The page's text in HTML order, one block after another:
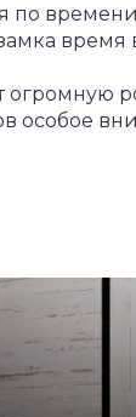
по
время
огромную
особое